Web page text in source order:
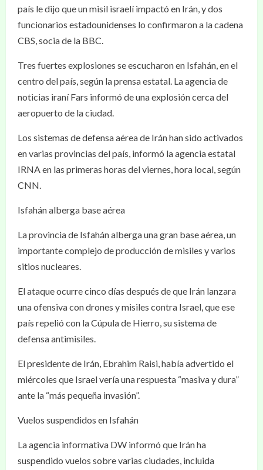
país le dijo que un misil israelí impactó en Irán, y dos
funcionarios estadounidenses lo confirmaron a la cadena
CBS, socia de la BBC.
Tres fuertes explosiones se escucharon en Isfahán, en el
centro del país, según la prensa estatal. La agencia de
noticias iraní Fars informó de una explosión cerca del
aeropuerto de la ciudad.
Los sistemas de defensa aérea de Irán han sido activados
en varias provincias del país, informó la agencia estatal
IRNA en las primeras horas del viernes, hora local, según
CNN.
Isfahán alberga base aérea
La provincia de Isfahán alberga una gran base aérea, un
importante complejo de producción de misiles y varios
sitios nucleares.
El ataque ocurre cinco días después de que Irán lanzara
una ofensiva con drones y misiles contra Israel, que ese
país repelió con la Cúpula de Hierro, su sistema de
defensa antimisiles.
El presidente de Irán, Ebrahim Raisi, había advertido el
miércoles que Israel vería una respuesta “masiva y dura”
ante la “más pequeña invasión”.
Vuelos suspendidos en Isfahán
La agencia informativa DW informó que Irán ha
suspendido vuelos sobre varias ciudades, incluida